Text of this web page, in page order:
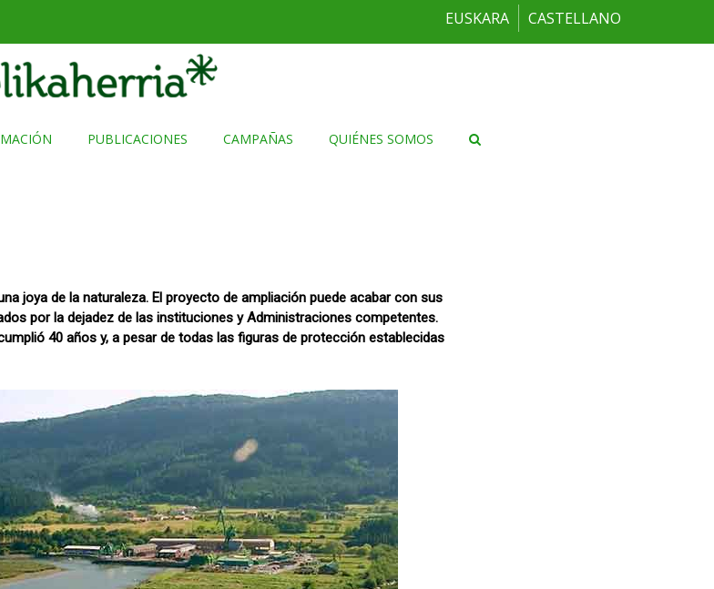
EUSKARA CASTELLANO
PUBLICACIONES CAMPAÑAS QUIÉNES SOMOS
joya de la naturaleza. El proyecto de ampliación puede acabar con sus
por la dejadez de las instituciones y Administraciones competentes.
40 años y, a pesar de todas las figuras de protección establecidas